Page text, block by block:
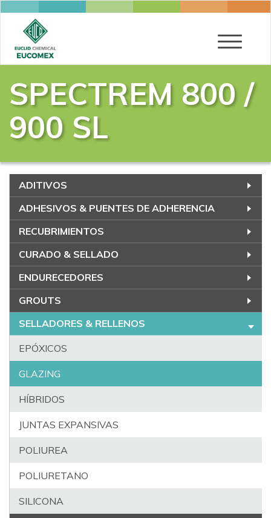
Toggle
SPECTREM 800 /
900 SL
ADITIVOS
ADHESIVOS & PUENTES DE ADHERENCIA
RECUBRIMIENTOS
CURADO & SELLADO
ENDURECEDORES
GROUTS
SELLADORES & RELLENOS
EPÓXICOS
GLAZING
HÍBRIDOS
JUNTAS EXPANSIVAS
POLIUREA
POLIURETANO
SILICONA